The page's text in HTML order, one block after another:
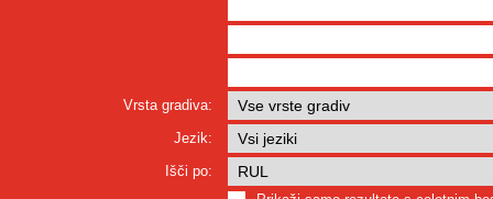
Vrsta gradiva:
Jezik:
Išči po: